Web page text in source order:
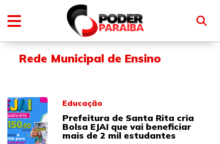
Rede Municipal de Ensino
Educação
Prefeitura de Santa Rita cria
Bolsa EJAI que vai beneficiar
mais de 2 mil estudantes